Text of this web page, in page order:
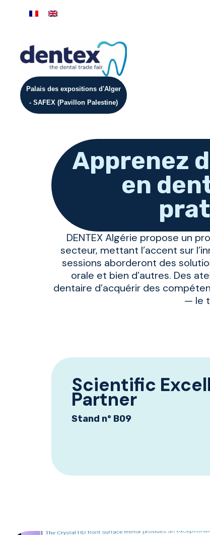
Palais des expositions d'Alger
- SAFEX (Pavillon Palestine)
Apprenez
en
DENTEX Algérie propose un
secteur, mettant l’accent sur
sessions aborderont des
orale et bien d’autres. Des
dentaire d’acquérir des
— le
Scientific
Partner
Stand n° B09